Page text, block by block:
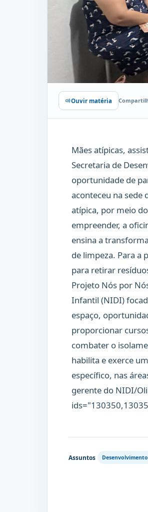
Ouvir matéria
Mães atípicas,
Secretaria de
oportunidade de
aconteceu na
atípica, por meio
empreender, a
ensina a
de limpeza. Para a
para retirar
Projeto Nós por
Infantil (NIDI)
espaço,
proporcionar
combater o
habilita e exerce
específico, nas
gerente do NIDI/
Assuntos